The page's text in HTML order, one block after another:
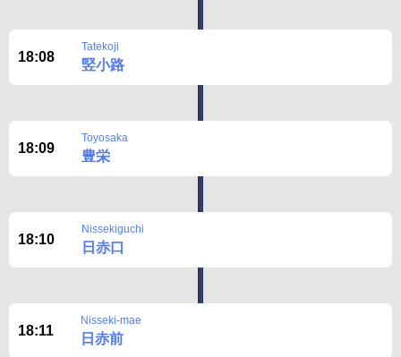
18:08
Tatekoji
竪小路
18:09
Toyosaka
豊栄
18:10
Nissekiguchi
日赤口
18:11
Nisseki-mae
日赤前